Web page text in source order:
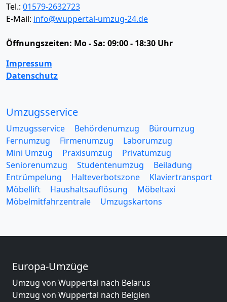
Tel.: 01579-2632723
E-Mail: info@wuppertal-umzug-24.de
Öffnungszeiten: Mo - Sa: 09:00 - 18:30 Uhr
Impressum
Datenschutz
Umzugsservice
Umzugsservice Behördenumzug
Büroumzug
Fernumzug
Firmenumzug
Laborumzug
Mini Umzug
Praxisumzug
Privatumzug
Seniorenumzug
Studentenumzug
Beiladung
Entrümpelung
Halteverbotszone
Klaviertransport
Möbellift
Haushaltsauflösung
Möbeltaxi
Möbelmitfahrzentrale
Umzugskartons
Europa-Umzüge
Umzug von Wuppertal nach Belarus
Umzug von Wuppertal nach Belgien